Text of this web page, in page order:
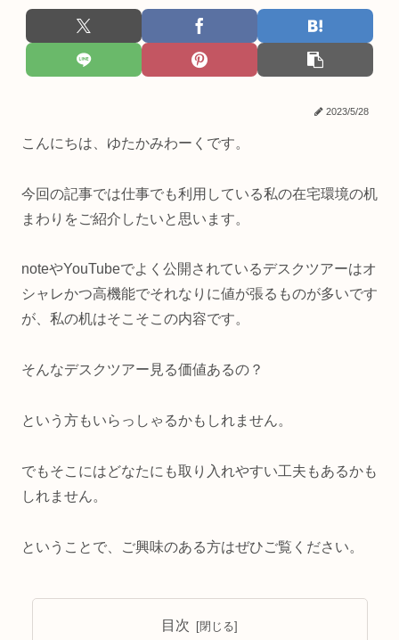
2023/5/28
こんにちは、ゆたかみわーくです。
今回の記事では仕事でも利用している私の在宅環境の机
まわりをご紹介したいと思います。
noteやYouTubeでよく公開されているデスクツアーはオ
シャレかつ高機能でそれなりに値が張るものが多いです
が、私の机はそこそこの内容です。
そんなデスクツアー見る価値あるの？
という方もいらっしゃるかもしれません。
でもそこにはどなたにも取り入れやすい工夫もあるかも
しれません。
ということで、ご興味のある方はぜひご覧ください。
目次